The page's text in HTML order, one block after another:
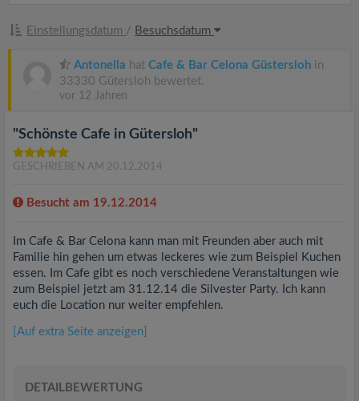
Einstellungsdatum / Besuchsdatum
Antonella hat Cafe & Bar Celona Güstersloh in
33330 Gütersloh bewertet.
vor 12 Jahren
"Schönste Cafe in Gütersloh"
GESCHRIEBEN AM 20.12.2014
Besucht am 19.12.2014
Im Cafe & Bar Celona kann man mit Freunden aber auch mit
Familie hin gehen um etwas leckeres wie zum Beispiel Kuchen
essen. Im Cafe gibt es noch verschiedene Veranstaltungen wie
zum Beispiel jetzt am 31.12.14 die Silvester Party. Ich kann
euch die Location nur weiter empfehlen.
[Auf extra Seite anzeigen]
DETAILBEWERTUNG